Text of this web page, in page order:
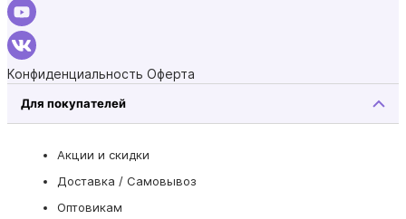
Конфиденциальность Оферта
Для покупателей
Акции и скидки
Доставка / Самовывоз
Оптовикам